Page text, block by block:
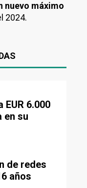
nuevo máximo
2024.
6.000
en su
de redes
años